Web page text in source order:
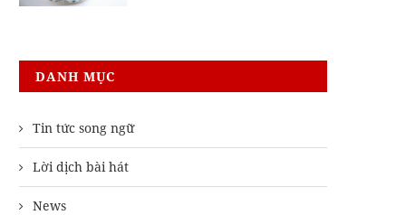
DANH MỤC
Tin tức song ngữ
Lời dịch bài hát
News